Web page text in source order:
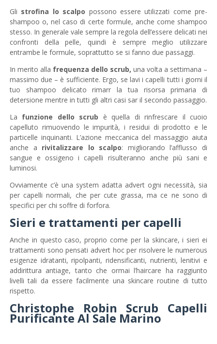
Gli strofina lo scalpo possono essere utilizzati come pre-
shampoo o, nel caso di certe formule, anche come shampoo
stesso. In generale vale sempre la regola dell’essere delicati nei
confronti della pelle, quindi è sempre meglio utilizzare
entrambe le formule, soprattutto se si fanno due passaggi.
In merito alla frequenza dello scrub, una volta a settimana –
massimo due – è sufficiente. Ergo, se lavi i capelli tutti i giorni il
tuo shampoo delicato rimarr la tua risorsa primaria di
detersione mentre in tutti gli altri casi sar il secondo passaggio.
La funzione dello scrub è quella di rinfrescare il cuoio
capelluto rimuovendo le impurità, i residui di prodotto e le
particelle inquinanti. L’azione meccanica del massaggio aiuta
anche a rivitalizzare lo scalpo: migliorando l’afflusso di
sangue e ossigeno i capelli risulteranno anche più sani e
luminosi.
Ovviamente c’è una system adatta advert ogni necessità, sia
per capelli normali, che per cute grassa, ma ce ne sono di
specifici per chi soffre di forfora.
Sieri e trattamenti per capelli
Anche in questo caso, proprio come per la skincare, i sieri ei
trattamenti sono pensati advert hoc per risolvere le numerous
esigenze idratanti, ripolpanti, ridensificanti, nutrienti, lenitivi e
addirittura antiage, tanto che ormai l’haircare ha raggiunto
livelli tali da essere facilmente una skincare routine di tutto
rispetto.
Christophe Robin Scrub Capelli
Purificante Al Sale Marino